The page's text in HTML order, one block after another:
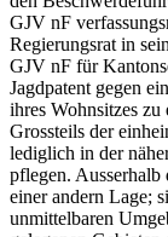
GJV nF
Regierungsrat in
GJV nF für
Jagdpatent gegen
ihres Wohnsitzes
Grossteils der
lediglich in der
pflegen. Ausserhalb
einer andern Lage;
unmittelbaren